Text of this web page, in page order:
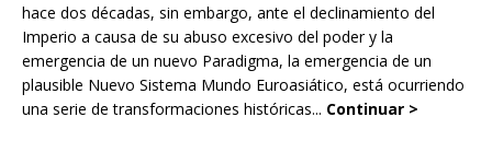
hace dos décadas, sin embargo, ante el declinamiento del
Imperio a causa de su abuso excesivo del poder y la
emergencia de un nuevo Paradigma, la emergencia de un
plausible Nuevo Sistema Mundo Euroasiático, está ocurriendo
una serie de transformaciones históricas... Continuar >